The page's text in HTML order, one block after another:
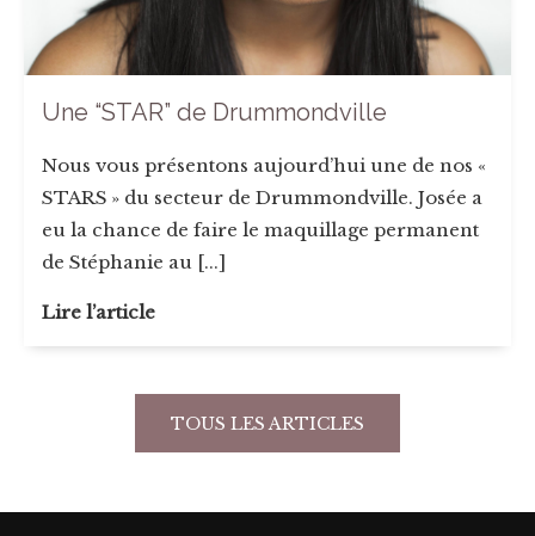
Une “STAR” de Drummondville
Nous vous présentons aujourd’hui une de nos «
STARS » du secteur de Drummondville. Josée a
eu la chance de faire le maquillage permanent
de Stéphanie au [...]
Lire l’article
TOUS LES ARTICLES